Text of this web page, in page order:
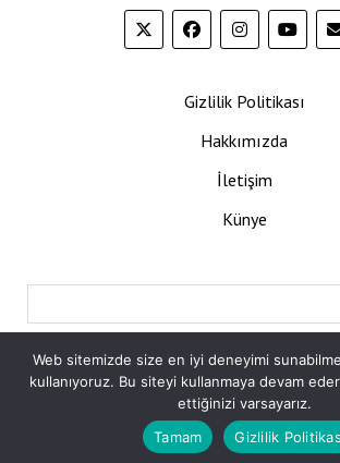
Gizlilik Politikası
Hakkımızda
İletişim
Künye
Mission News Themeby Compete
Web sitemizde size en iyi deneyimi
kullanıyoruz. Bu siteyi kullanmaya devam
ettiğinizi varsayarız.
Tamam
Gizlilik